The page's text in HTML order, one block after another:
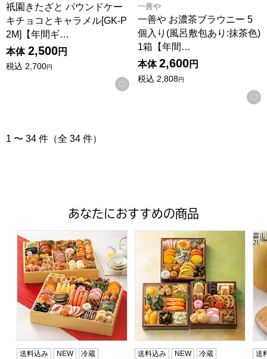
祇園きたざと パウンドケー
キチョコとキャラメル[GK-P
2M]【年間ギ…
本体 2,500円
税込 2,700円
お気に入りに登録する
一善や
一善や お濃茶ブラウニー 5
個入り(風呂敷包あり:抹茶色)
1箱【年間…
本体 2,600円
税込 2,808円
1 〜 34 件（全 34 件）
あなたにおすすめの商品
トップバリュ 和洋中特大二段重「饗宴」(きょうえん)【4
送料込み NEW 冷蔵
トップバリュ 和風三段重「
送料込み NEW 冷蔵
富
送